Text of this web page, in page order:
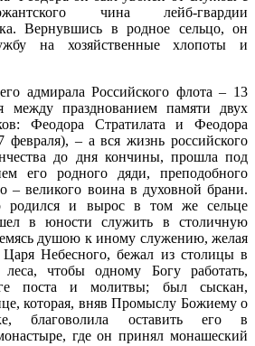
чина лейб-гвардии
Вернувшись в родное сельцо, он
на хозяйственные хлопоты и
адмирала Российского флота – 13
между празднованием памяти двух
Феодора Стратилата и Феодора
– а вся жизнь российского
до дня кончины, прошла под
его родного дяди, преподобного
– великого воина в духовной брани.
родился и вырос в том же сельце
в юности служить в столичную
душою к иному служению, желая
Царя Небесного, бежал из столицы в
чтобы одному Богу работать,
поста и молитвы; был сыскан,
которая, вняв Промыслу Божиему о
благоволила оставить его в
где он принял монашеский